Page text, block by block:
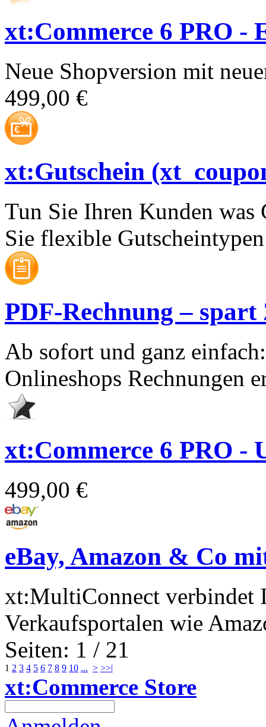
xt:Commerce 6 PRO -
Neue Shopversion mit
499,00 €
xt:Gutschein
Tun Sie Ihren Kunden
Sie flexible
PDF-Rechnung –
Ab sofort und ganz
Onlineshops Rechnungen
xt:Commerce 6 PRO -
499,00 €
eBay, Amazon & Co
xt:MultiConnect verbindet
Verkaufsportalen wie
Seiten: 1 / 21
1 2 3 4 5 6 7 8 9 10 ... > >>|
xt:Commerce Store